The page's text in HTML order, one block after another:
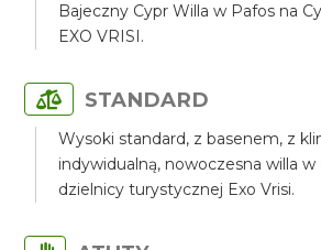
Bajeczny Cypr Willa w Pafos na
EXO VRISI.
STANDARD
Wysoki standard, z basenem, z
indywidualną, nowoczesna willa
dzielnicy turystycznej Exo Vrisi.